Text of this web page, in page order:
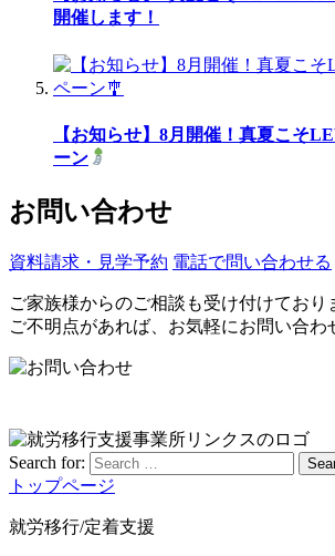
開催します！
【お知らせ】8月開催！真夏こそ
ーン
お問い合わせ
資料請求・見学予約 電話で問い合わせる
ご家族様からのご相談も受け付けており
ご不明点があれば、お気軽にお問い合わ
Search for:
トップページ
就労移行/定着支援